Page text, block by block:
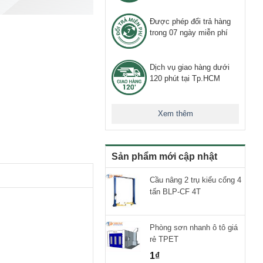
Được phép đổi trả hàng
trong 07 ngày miễn phí
Dịch vụ giao hàng dưới
120 phút tại Tp.HCM
Xem thêm
Sản phẩm mới cập nhật
Cầu nâng 2 trụ kiểu cổng 4
tấn BLP-CF 4T
Phòng sơn nhanh ô tô giá
rẻ TPET
1₫